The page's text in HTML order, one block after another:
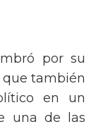
por su
que también
en un
una de las